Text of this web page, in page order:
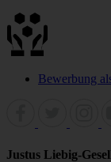
Bewerbung
Justus Liebig-